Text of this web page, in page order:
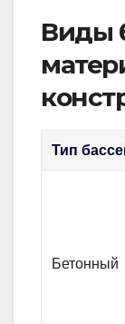
Виды
Тип
Бетонный